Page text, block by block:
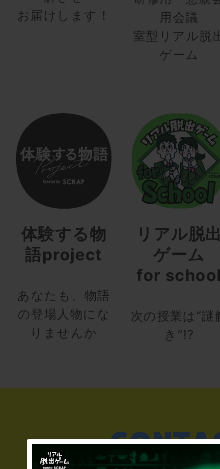
お届けします！
用会議
室型リアル脱
ゲーム
体験する物
語project
あなたも、物語
の登場人物にな
りませんか
リアル脱
ゲーム
for
次の授業は“謎
き”!?